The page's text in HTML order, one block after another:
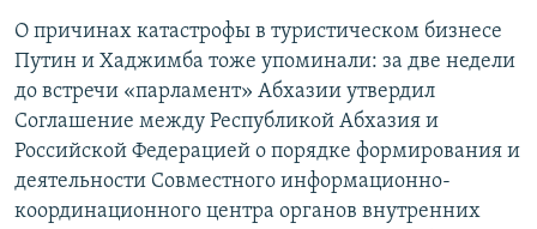
О причинах катастрофы в туристическом бизнесе
Путин и Хаджимба тоже упоминали: за две недели
до встречи «парламент» Абхазии утвердил
Соглашение между Республикой Абхазия и
Российской Федерацией о порядке формирования и
деятельности Совместного информационно-
координационного центра органов внутренних